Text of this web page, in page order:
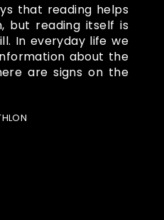
that reading helps
but reading itself is
In everyday life we
about the
are signs on the